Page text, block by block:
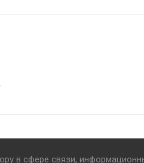
.
в сфере связи,